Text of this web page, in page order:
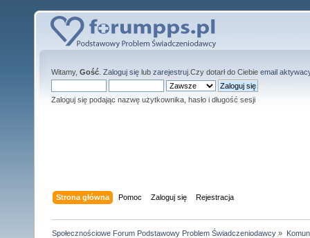
Witamy, Gość Zaloguj się lub zarejestruj .Czy dotarł do Ciebie email
Zaloguj się podając nazwę użytkownika, hasło i długość sesji
Strona główna Pomoc Zaloguj się Rejestracja
Społecznościowe Forum Podstawowy Problem Świadczeniodawcy »